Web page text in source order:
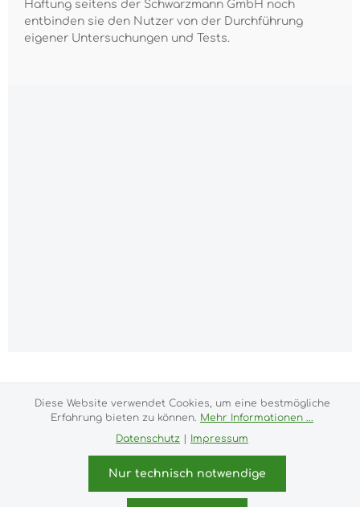
Haftung seitens der Schwarzmann GmbH noch
entbinden sie den Nutzer von der Durchführung
eigener Untersuchungen und Tests.
nicht anders angegeben.
Versand- und Zahlungsbedingungen
Allgemeine GeschäftsbedingungenWiderrufsrecht
Datenschutz & CookiesBildnachweis
Diese Website verwendet Cookies, um eine bestmögliche
Erfahrung bieten zu können. Mehr Informationen ...
Datenschutz
Impressum
Nur technisch notwendige